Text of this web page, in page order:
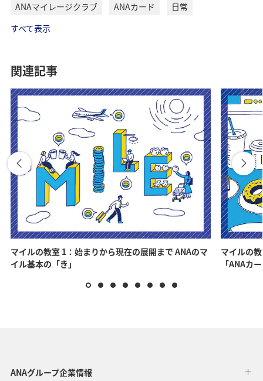
ANAマイレージクラブ ANAカード
日常
すべて表示
関連記事
マイルの教室 1：始まりから現在の展開まで ANAのマ
イル基本の「き」
マイルの
「ANAカ
ANAグループ企業情報